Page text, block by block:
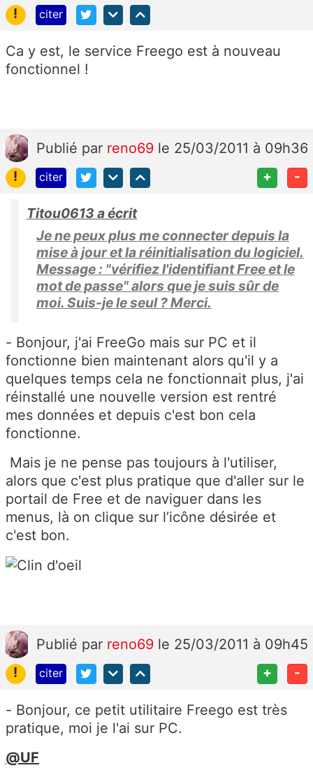
!
citer
Ca y est, le service Freego est à nouveau
fonctionnel !
Publié par reno69 le 25/03/2011 à 09h36
!
citer + -
Titou0613 a écrit
Je ne peux plus me connecter depuis la
mise à jour et la réinitialisation du logiciel.
Message : "vérifiez l'identifiant Free et le
mot de passe" alors que je suis sûr de
moi. Suis-je le seul ? Merci.
- Bonjour, j'ai FreeGo mais sur PC et il
fonctionne bien maintenant alors qu'il y a
quelques temps cela ne fonctionnait plus, j'ai
réinstallé une nouvelle version est rentré
mes données et depuis c'est bon cela
fonctionne.
Mais je ne pense pas toujours à l'utiliser,
alors que c'est plus pratique que d'aller sur le
portail de Free et de naviguer dans les
menus, là on clique sur l’icône désirée et
c'est bon.
Publié par reno69 le 25/03/2011 à 09h45
!
citer + -
- Bonjour, ce petit utilitaire Freego est très
pratique, moi je l'ai sur PC.
@UF